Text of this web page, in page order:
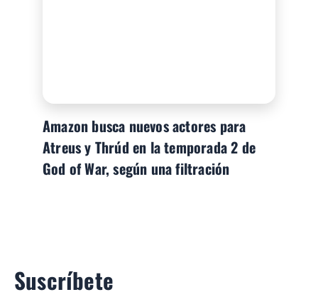
Amazon busca nuevos actores para
Atreus y Thrúd en la temporada 2 de
God of War, según una filtración
Suscríbete